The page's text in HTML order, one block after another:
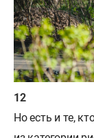
Но есть и те,